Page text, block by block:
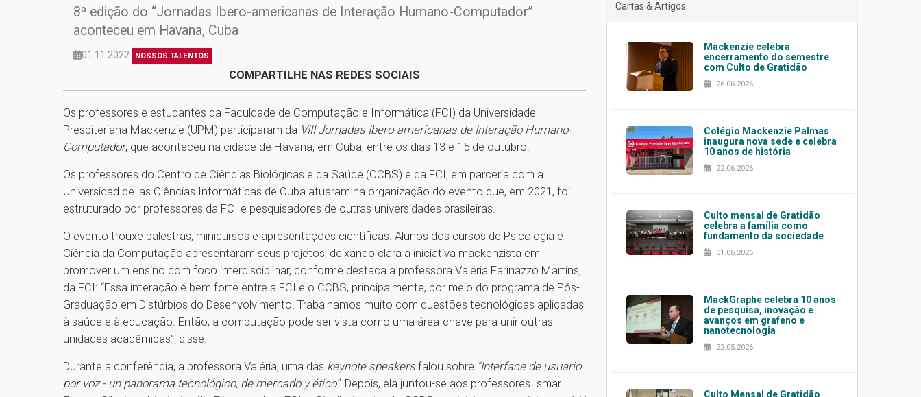
8ª edição do “Jornadas Ibero-americanas de Interação Humano-Computador”
aconteceu em Havana, Cuba
01.11.2022 NOSSOS TALENTOS
COMPARTILHE NAS REDES SOCIAIS
Os professores e estudantes da Faculdade de Computação e Informática (FCI) da Universidade
Presbiteriana Mackenzie (UPM) participaram da VIII Jornadas Ibero-americanas de Interação Humano-
Computador, que aconteceu na cidade de Havana, em Cuba, entre os dias 13 e 15 de outubro.
Os professores do Centro de Ciências Biológicas e da Saúde (CCBS) e da FCI, em parceria com a
Universidad de las Ciências Informáticas de Cuba atuaram na organização do evento que, em 2021, foi
estruturado por professores da FCI e pesquisadores de outras universidades brasileiras.
O evento trouxe palestras, minicursos e apresentações científicas. Alunos dos cursos de Psicologia e
Ciência da Computação apresentaram seus projetos, deixando clara a iniciativa mackenzista em
promover um ensino com foco interdisciplinar, conforme destaca a professora Valéria Farinazzo Martins,
da FCI: “Essa interação é bem forte entre a FCI e o CCBS, principalmente, por meio do programa de Pós-
Graduação em Distúrbios do Desenvolvimento. Trabalhamos muito com questões tecnológicas aplicadas
à saúde e à educação. Então, a computação pode ser vista como uma área-chave para unir outras
unidades acadêmicas”, disse.
Durante a conferência, a professora Valéria, uma das keynote speakers falou sobre “Interface de usuario
por voz - un panorama tecnológico, de mercado y ético”. Depois, ela juntou-se aos professores Ismar
Cartas & Artigos
Mackenzie celebra
encerramento do semestre
com Culto de Gratidão
26.06.2026
Colégio Mackenzie Palmas
inaugura nova sede e celebra
10 anos de história
22.06.2026
Culto mensal de Gratidão
celebra a família como
fundamento da sociedade
01.06.2026
MackGraphe celebra 10 anos
de pesquisa, inovação e
avanços em grafeno e
nanotecnologia
22.05.2026
Culto Mensal de Gratidão